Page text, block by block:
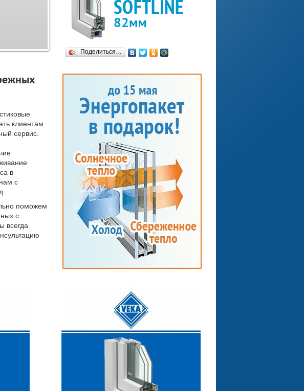
Поделиться…
клиентам
сервис.
в
с
поможем
с
всегда